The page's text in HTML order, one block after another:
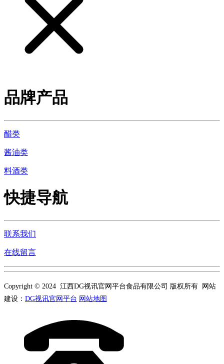
品牌产品
醋类
酱油类
料酒类
快捷导航
联系我们
在线留言
Copyright © 2024 江西DG视讯官网平台食品有限公司 版权所有 网站
建设： DG视讯官网平台 网站地图